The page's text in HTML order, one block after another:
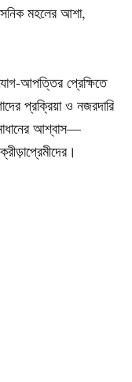
মহলের আশা,
আপত্তির প্রেক্ষিতে
প্রক্রিয়া ও নজরদারি
আশ্বাস—